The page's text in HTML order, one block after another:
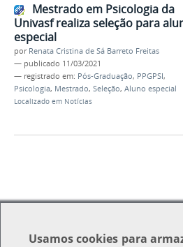
Mestrado em Psicologia da
Univasf realiza seleção para
especial
por Renata Cristina de Sá Barreto Freitas
— publicado 11/03/2021
— registrado em: Pós-Graduação, PPGPSI,
Psicologia, Mestrado, Seleção, Aluno especial
Localizado em Notícias
Usamoscookies para